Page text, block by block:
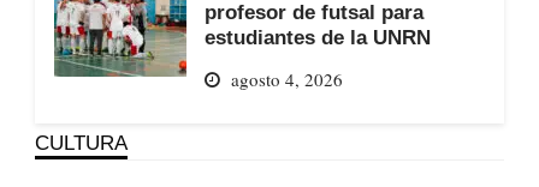
profesor de futsal para
estudiantes de la UNRN
agosto 4, 2026
CULTURA